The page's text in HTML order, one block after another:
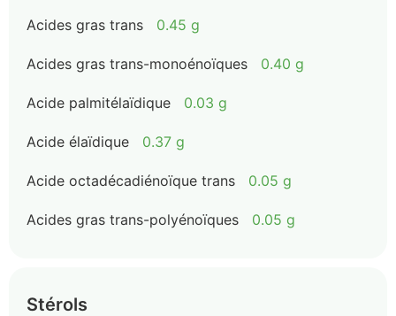
Acides gras trans 0.45 g
Acides gras trans-monoénoïques 0.40 g
Acide palmitélaïdique 0.03 g
Acide élaïdique 0.37 g
Acide octadécadiénoïque trans 0.05 g
Acides gras trans-polyénoïques 0.05 g
Stérols